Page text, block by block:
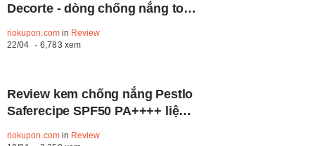
Decorte - dòng chống nắng tone
riokupon.comin Review
22/04
6,783 xem
Review kem chống nắng Pestlo
Saferecipe SPF50 PA++++ liệu
riokupon.comin Review